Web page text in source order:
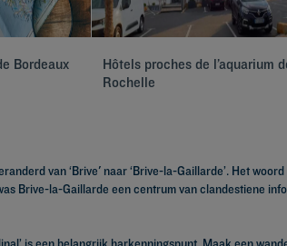
Bordeaux
Hôtels proches de l’aquarium
Rochelle
van ‘Brive' naar ‘Brive-la-Gaillarde’. Het
Brive-la-Gaillarde een centrum van clandestiene